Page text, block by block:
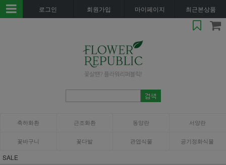
로그인 회원가입 마이페이지 최근본상품
축하화환 근조화환 동양란 서양란
꽃바구니 꽃다발 관엽식물 공기정화식물
SALE